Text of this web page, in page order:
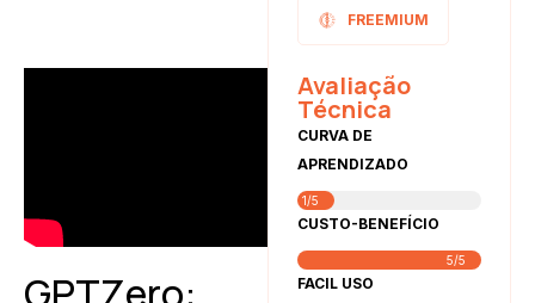
FREEMIUM
Avaliação
Técnica
CURVA DE
APRENDIZADO
1/5
CUSTO-BENEFÍCIO
5/5
FACIL USO